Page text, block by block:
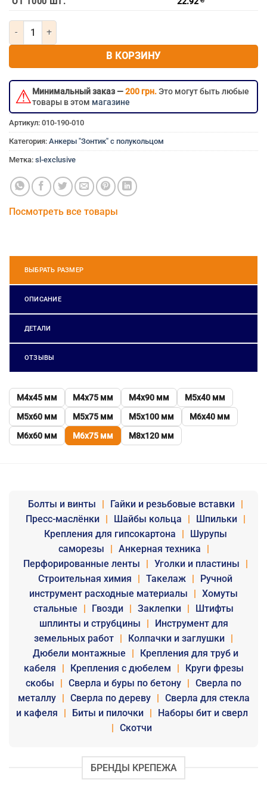
Количество товара Анкер (Зонтик) с полукольцом м6х75
В КОРЗИНУ
⚠Минимальный заказ —200 грн.Это могут быть любые
товары в этом магазине
Артикул: 010-190-010
Категория: Анкеры "Зонтик" с полукольцом
Метка: sl-exclusive
Посмотреть все товары
ВЫБРАТЬ РАЗМЕР
ОПИСАНИЕ
ДЕТАЛИ
ОТЗЫВЫ
М4х45 мм М4х75 мм М4х90 мм
М5х40 мм
М5х60 мм
М5х75 мм М5х100 мм
М6х40 мм
М6х60 мм
М6х75 мм М8х120 мм
Болты и винты | Гайки и резьбовые вставки
|
Пресс-маслёнки
| Шайбы кольца | Шпильки
|
Крепления для гипсокартона
|
Шурупы
саморезы
| Анкерная техника
|
Перфорированные ленты
| Уголки и пластины
|
Строительная химия
| Такелаж |
Ручной
инструмент расходные материалы
| Хомуты
стальные
| Гвозди | Заклепки |
Штифты
шплинты и струбцины
|
Инструмент для
земельных работ | Колпачки и заглушки |
Дюбели монтажные
|
Крепления для труб и
кабеля
| Крепления с дюбелем |
Круги фрезы
скобы
| Сверла и буры по бетону | Сверла по
металлу
| Сверла по дереву | Сверла для стекла
и кафеля
| Биты и пилочки |
Наборы бит и сверл
| Скотчи
БРЕНДЫ КРЕПЕЖА